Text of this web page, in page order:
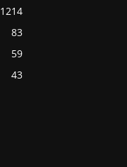
1214
83
59
43